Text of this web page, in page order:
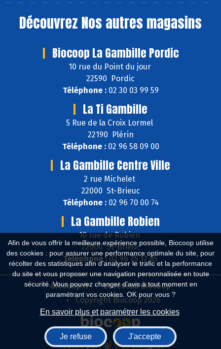
Afin de vous offrir la meilleure expérience possible, Biocoop utilise
des cookies : pour assurer une performance optimale du site, pour
récolter des statistiques afin d'analyser le trafic et la performance
du site et vous proposer une navigation personnalisée en toute
sécurité. Vous pouvez changer d'avis à tout moment en
paramétrant vos cookies. OK pour vous ?
En savoir plus et paramétrer les cookies
Je refuse J'accepte
Découvrez Nos autres magasins
Biocoop La Gambille Pordic
10 rue du Point du jour
22590 Pordic
Téléphone :02 30 03 99 59
La Ti Gambille
5 Rue de la Croix Lormel
22190 Plérin
Téléphone :02 96 58 09 00
La Gambille Centre Ville
2 rue Michelet
22000 St-Brieuc
Téléphone :02 96 70 00 74
La Gambille Robien
10 rue de Robien
22000 St-Brieuc
Téléphone :02 96 75 12 85
Biocoop.fr
Le réseau Biocoop
Copyright Biocoop 2026
Réalisé par